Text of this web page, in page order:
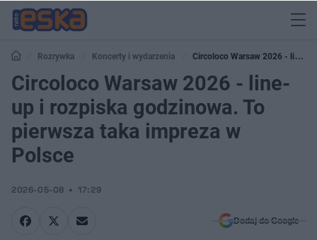
Rozrywka Koncerty i wydarzenia
Circoloco Warsaw 2026 - line-
up i rozpiska godzinowa. To pierwsza taka impreza w Polsce
Circoloco Warsaw 2026 - line-
up i rozpiska godzinowa. To
pierwsza taka impreza w
Polsce
2026-05-08 17:29
Dodaj do Google